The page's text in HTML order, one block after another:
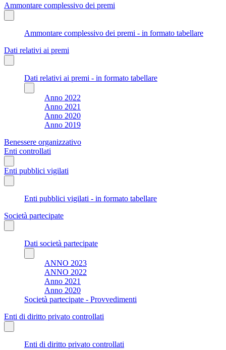
Ammontare complessivo dei premi
Ammontare complessivo dei premi - in formato tabellare
Dati relativi ai premi
Dati relativi ai premi - in formato tabellare
Anno 2022
Anno 2021
Anno 2020
Anno 2019
Benessere organizzativo
Enti controllati
Enti pubblici vigilati
Enti pubblici vigilati - in formato tabellare
Società partecipate
Dati società partecipate
ANNO 2023
ANNO 2022
Anno 2021
Anno 2020
Società partecipate - Provvedimenti
Enti di diritto privato controllati
Enti di diritto privato controllati